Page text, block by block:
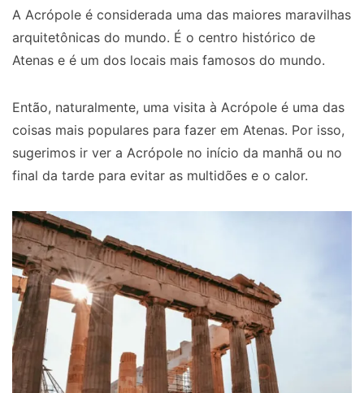
A Acrópole é considerada uma das maiores maravilhas
arquitetônicas do mundo. É o centro histórico de
Atenas e é um dos locais mais famosos do mundo.
Então, naturalmente, uma visita à Acrópole é uma das
coisas mais populares para fazer em Atenas. Por isso,
sugerimos ir ver a Acrópole no início da manhã ou no
final da tarde para evitar as multidões e o calor.